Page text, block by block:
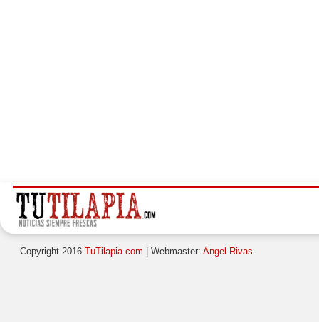
Copyright 2016 TuTilapia.com | Webmaster: Angel Rivas